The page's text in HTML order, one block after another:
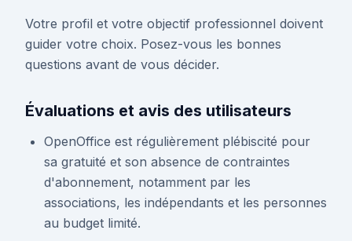
Votre profil et votre objectif professionnel doivent
guider votre choix. Posez-vous les bonnes
questions avant de vous décider.
Évaluations et avis des utilisateurs
OpenOffice est régulièrement plébiscité pour
sa gratuité et son absence de contraintes
d'abonnement, notamment par les
associations, les indépendants et les personnes
au budget limité.